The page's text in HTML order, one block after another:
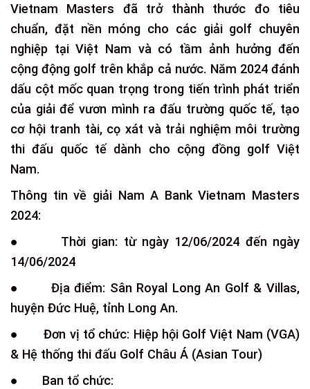
Vietnam Masters đã trở thành thước đo tiêu
chuẩn, đặt nền móng cho các giải golf chuyên
nghiệp tại Việt Nam và có tầm ảnh hưởng đến
cộng động golf trên khắp cả nước. Năm 2024 đánh
dấu cột mốc quan trọng trong tiến trình phát triển
của giải để vươn mình ra đấu trường quốc tế, tạo
cơ hội tranh tài, cọ xát và trải nghiệm môi trường
thi đấu quốc tế dành cho cộng đồng golf Việt
Nam.
Thông tin về giải Nam A Bank Vietnam Masters
2024:
● Thời gian: từ ngày 12/06/2024 đến ngày
14/06/2024
● Địa điểm: Sân Royal Long An Golf & Villas,
huyện Đức Huệ, tỉnh Long An.
● Đơn vị tổ chức: Hiệp hội Golf Việt Nam (VGA)
& Hệ thống thi đấu Golf Châu Á (Asian Tour)
● Ban tổ chức: